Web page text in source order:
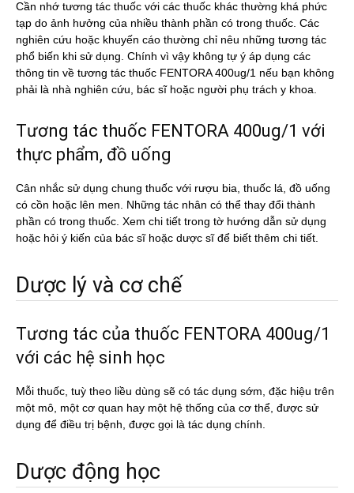
Cần nhớ tương tác thuốc với các thuốc khác thường khá phức
tạp do ảnh hưởng của nhiều thành phần có trong thuốc. Các
nghiên cứu hoặc khuyến cáo thường chỉ nêu những tương tác
phổ biến khi sử dụng. Chính vì vậy không tự ý áp dụng các
thông tin về tương tác thuốc FENTORA 400ug/1 nếu bạn không
phải là nhà nghiên cứu, bác sĩ hoặc người phụ trách y khoa.
Tương tác thuốc FENTORA 400ug/1 với
thực phẩm, đồ uống
Cân nhắc sử dụng chung thuốc với rượu bia, thuốc lá, đồ uống
có cồn hoặc lên men. Những tác nhân có thể thay đổi thành
phần có trong thuốc. Xem chi tiết trong tờ hướng dẫn sử dụng
hoặc hỏi ý kiến của bác sĩ hoặc dược sĩ để biết thêm chi tiết.
Dược lý và cơ chế
Tương tác của thuốc FENTORA 400ug/1
với các hệ sinh học
Mỗi thuốc, tuỳ theo liều dùng sẽ có tác dụng sớm, đặc hiệu trên
một mô, một cơ quan hay một hệ thống của cơ thể, được sử
dụng để điều trị bệnh, được gọi là tác dụng chính.
Dược động học